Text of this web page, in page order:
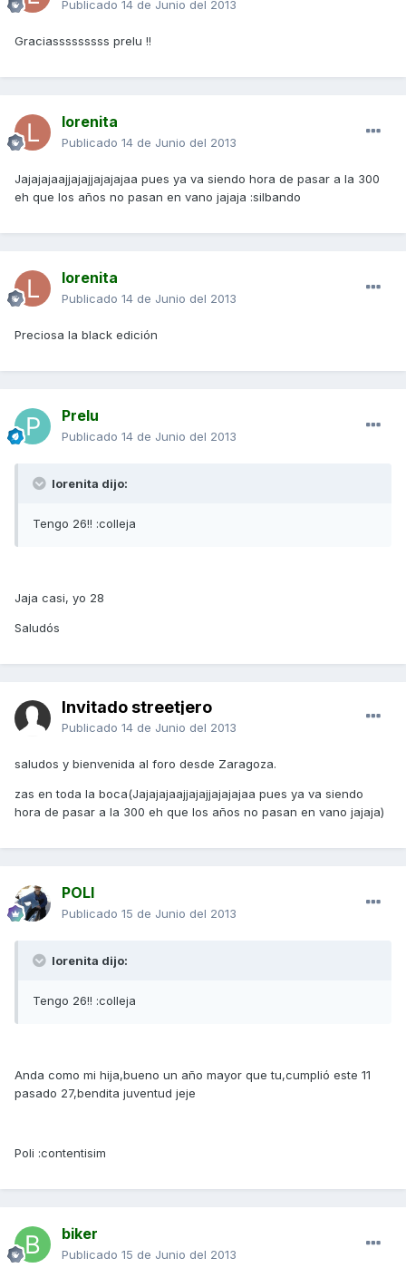
Publicado 14 de Junio del 2013
Graciasssssssss prelu !!
lorenita
Publicado 14 de Junio del 2013
Jajajajaajjajajjajajajaa pues ya va siendo hora de pasar a la 300
eh que los años no pasan en vano jajaja :silbando
lorenita
Publicado 14 de Junio del 2013
Preciosa la black edición
Prelu
Publicado 14 de Junio del 2013
lorenita dijo:
Tengo 26!! :colleja
Jaja casi, yo 28
Saludós
Invitado streetjero
Publicado 14 de Junio del 2013
saludos y bienvenida al foro desde Zaragoza.
zas en toda la boca(Jajajajaajjajajjajajajaa pues ya va siendo
hora de pasar a la 300 eh que los años no pasan en vano jajaja)
POLI
Publicado 15 de Junio del 2013
lorenita dijo:
Tengo 26!! :colleja
Anda como mi hija,bueno un año mayor que tu,cumplió este 11
pasado 27,bendita juventud jeje
Poli :contentisim
biker
Publicado 15 de Junio del 2013